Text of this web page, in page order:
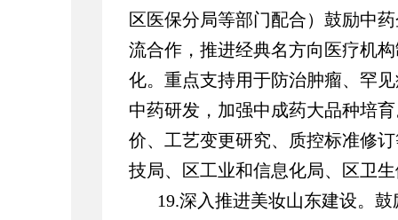
区医保分局等部门配合）鼓励中
流合作，推进经典名方向医疗机
化。重点支持用于防治肿瘤、罕
中药研发，加强中成药大品种培
价、工艺变更研究、质控标准修
技局、区工业和信息化局、区卫
19.深入推进美妆山东建设。